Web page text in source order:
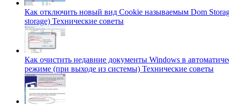
Как отключить новый вид Cookie называемым Dom
storage) Технические советы
Как очистить недавние документы Windows в
режиме (при выходе из системы) Технические советы